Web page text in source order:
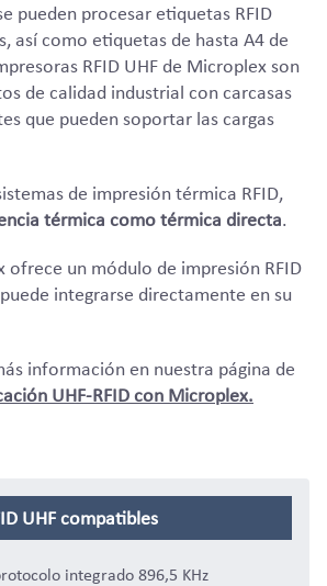
pueden procesar etiquetas RFID
así como etiquetas de hasta A4 de
RFID UHF de Microplex son
de calidad industrial con carcasas
que pueden soportar las cargas
de impresión térmica RFID,
térmica como térmica directa.
ofrece un módulo de impresión RFID
integrarse directamente en su
información en nuestra página de
UHF-RFID con Microplex.
UHF compatibles
integrado 896,5 KHz